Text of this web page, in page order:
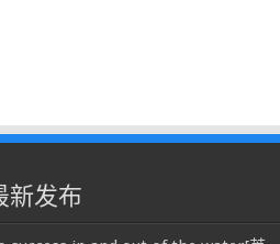
新发布